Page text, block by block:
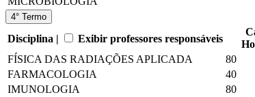
4° Termo
Disciplina | Exibir professores responsáveis
FÍSICA DAS RADIAÇÕES APLICADA
80
FARMACOLOGIA
40
IMUNOLOGIA
80